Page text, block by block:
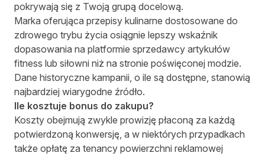
pokrywają się z Twoją grupą docelową.
Marka oferująca przepisy kulinarne dostosowane do
zdrowego trybu życia osiągnie lepszy wskaźnik
dopasowania na platformie sprzedawcy artykułów
fitness lub siłowni niż na stronie poświęconej modzie.
Dane historyczne kampanii, o ile są dostępne, stanowią
najbardziej wiarygodne źródło.
Ile kosztuje bonus do zakupu?
Koszty obejmują zwykle prowizję płaconą za każdą
potwierdzoną konwersję, a w niektórych przypadkach
także opłatę za tenancy powierzchni reklamowej